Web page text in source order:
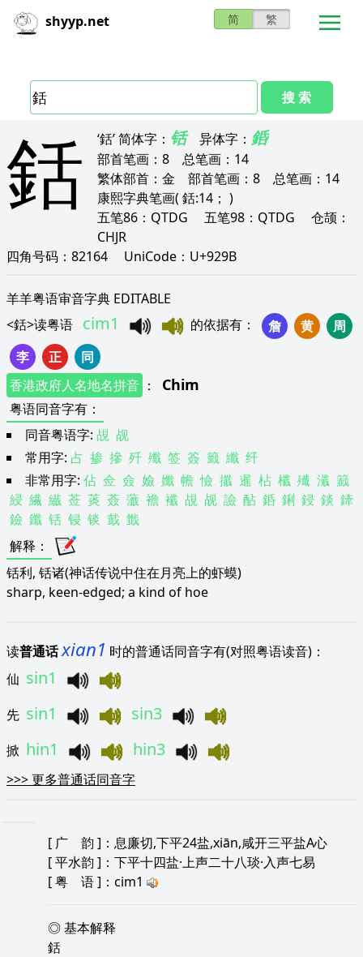
shyyp.net 简 繁
搜 索
銛 ‘銛’简体字： 铦 异体字： 銽
部首笔画： 8 总笔画： 14
繁体部首： 金 部首笔画： 8 总笔画： 14
康熙字典笔画( 銛:14； )
五笔86： QTDG 五笔98： QTDG 仓颉：
CHJR
四角号码： 82164 UniCode： U+929B
羊羊粤语审音字典 EDITABLE
<銛>读粤语 cim1 的依据有 ： 詹 黄
周
李
正
同
香港政府人名地名拼音 ： Chim
粤语同音字有 ：
同音粤语字: 覘 觇
常用字: 占 掺 摻 歼 殲 签 簽 籤 纖 纤
非常用字: 佔 佥 僉 嬐 孅 幨 憸 攕 暹 枮 櫼 殱 瀸 籖
綅 繊 纎 莶 菼 薟 虃 襜 襳 覘 觇 譣 酟 銽 鋓 鋟 錟 鏲
鐱 鑯 铦 锓 锬 韯 韱
解释 ：
铦利, 铦诸(神话传说中住在月亮上的虾蟆)
sharp, keen-edged; a kind of hoe
读普通话xian1 时的普通话同音字有(对照粤语读音)：
仙 sin1
先 sin1 sin3
掀 hin1 hin3
>>>更多普通话同音字
[ 广 韵 ]：息廉切,下平24盐,xiān,咸开三平盐A心
[平水韵 ]：下平十四盐·上声二十八琰·入声七易
[粤 语]：cim1
◎ 基本解释
銛